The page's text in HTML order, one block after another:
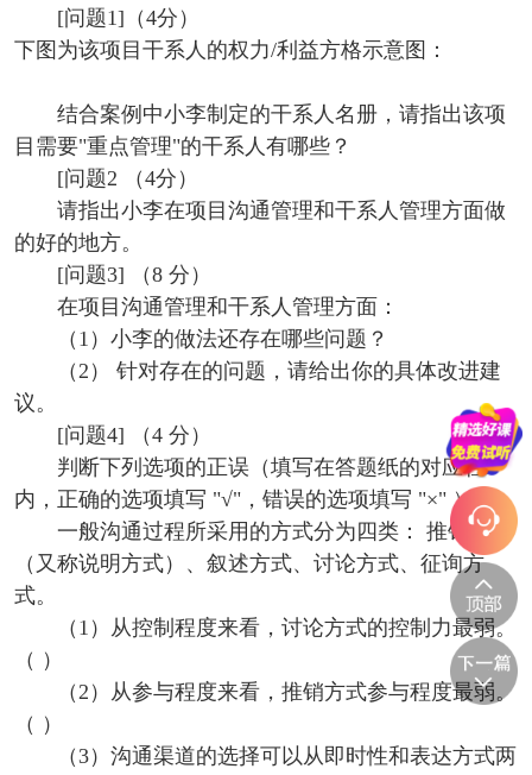
[问题1]（4分）
下图为该项目干系人的权力/利益方格示意图：
结合案例中小李制定的干系人名册，请指出该项
目需要"重点管理"的干系人有哪些？
[问题2 （4分）
请指出小李在项目沟通管理和干系人管理方面做
的好的地方。
[问题3] （8 分）
在项目沟通管理和干系人管理方面：
（1）小李的做法还存在哪些问题？
（2） 针对存在的问题，请给出你的具体改进建
议。
[问题4] （4 分）
判断下列选项的正误（填写在答题纸的对应栏
内，正确的选项填写 "√"，错误的选项填写 "×" ）：
一般沟通过程所采用的方式分为四类： 推销方式
（又称说明方式）、叙述方式、讨论方式、征询方
式。
（1）从控制程度来看，讨论方式的控制力最弱。
（ ）
（2）从参与程度来看，推销方式参与程度最弱。
（ ）
（3）沟通渠道的选择可以从即时性和表达方式两